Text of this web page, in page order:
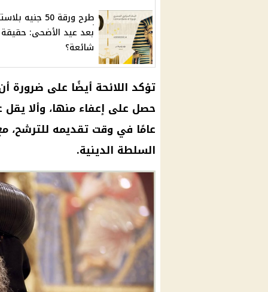
طرح ورقة 50 جنيه
بعد عيد الأضحى:
شائعة؟
تؤكد اللائحة أيضًا على ضرورة
حصل على إعفاء منها، وألا
عامًا في وقت تقديمه للترشح،
السلطة الدينية.